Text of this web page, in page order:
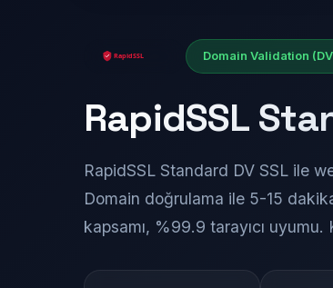
Domain Validation
RapidSSL
RapidSSL Standard DV SSL ile
Domain doğrulama ile 5-15
kapsamı, %99.9 tarayıcı